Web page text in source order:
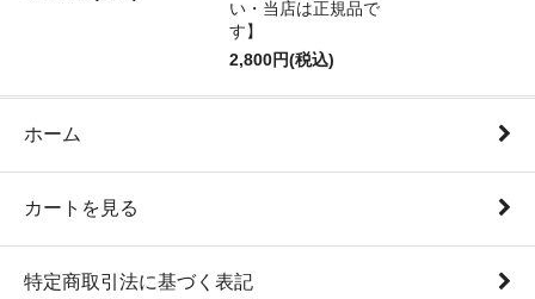
い・当店は正規品で
す】
2,800円(税込)
ホーム
カートを見る
特定商取引法に基づく表記